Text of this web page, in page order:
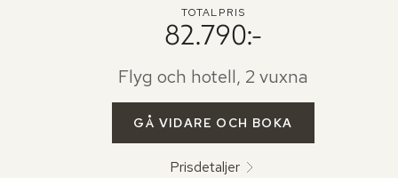
TOTALPRIS
82.790:-
Flyg och hotell, 2 vuxna
GÅ VIDARE OCH BOKA
Prisdetaljer